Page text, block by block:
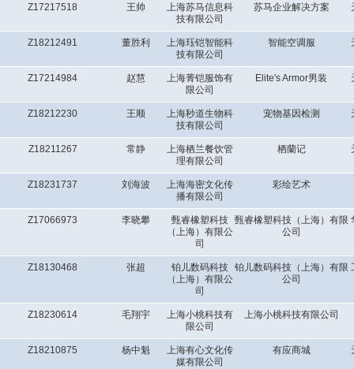
Z17217518 王帅
上海苏马信息科
技有限公司
苏马企业解决方案
Z18212491 董胜利
上海珏铠智能科
技有限公司
智能空调服
Z17214984 赵慧
上海菁铠服饰有
限公司
Elite's Armor男装
Z18212230 王顺
上海秒道生物科
技有限公司
宠物基因检测
Z18211267 常静
上海栖兰餐饮管
理有限公司
栖蘭记
Z18231737 刘海波
上海海密文化传
播有限公司
彩绘艺术
Z17066973 李晓攀
甄睿橡塑科技
（上海）有限公
司
甄睿橡塑科技（上海）有限
公司
Z18130468 张超
铂儿数码科技
（上海）有限公
司
铂儿数码科技（上海）有限
公司
Z18230614 毛翔宇
上海小桃科技有
限公司
上海小桃科技有限公司
Z18210875 杨中魁
上海有心文化传
媒有限公司
有应商城